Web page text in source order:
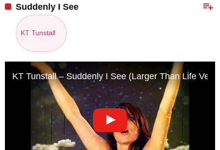
playlist_add
Suddenly I See
KT Tunstall
KT Tunstall – Suddenly I See (Larger Than Life